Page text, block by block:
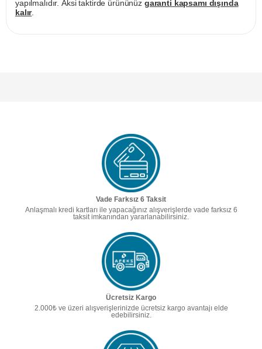
yapılmalıdır. Aksi taktirde ürününüz garanti kapsamı dışında
kalır.
Vade Farksız 6 Taksit
Anlaşmalı kredi kartları ile yapacağınız alışverişlerde vade farksız 6
taksit imkanından yararlanabilirsiniz.
Ücretsiz Kargo
2.000₺ ve üzeri alışverişlerinizde ücretsiz kargo avantajı elde
edebilirsiniz.